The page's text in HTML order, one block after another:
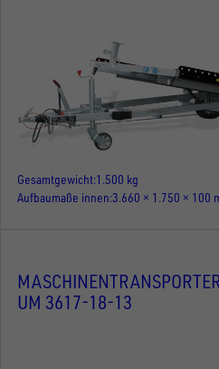
Gesamtgewicht 1.500 kg
Aufbaumaße innen 3.660 × 1.750 × 100
UM 3617-18-13